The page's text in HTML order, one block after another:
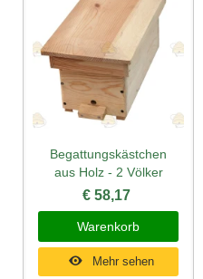
Begattungskästchen
aus Holz - 2 Völker
€ 58,17
Warenkorb
Mehr sehen